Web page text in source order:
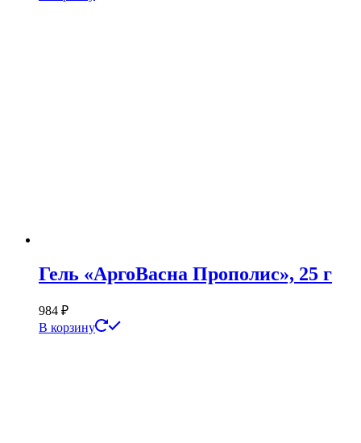
Гель «АргоВасна Прополис», 25 г
984 ₽
В корзину